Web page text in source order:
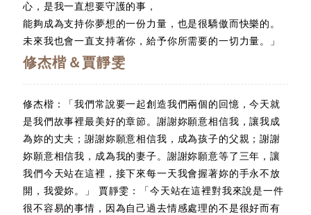
心，是我一直想要守護的事，
能夠成為支持你夢想的一份力量，也是很驕傲而快樂的。
未來我也會一直支持著你，給予你所需要的一切力量。」
修杰楷＆賈靜雯
修杰楷：「我們常說要一起創造我們兩個的回憶，今天就
是我們故事裡最美好的章節。謝謝妳願意相信我，讓我成
為妳的丈夫；謝謝妳願意相信我，成為孩子的父親；謝謝
妳願意相信我，成為我的妻子。謝謝妳願意等了三年，讓
我們今天站在這裡，接下來每一天我會握著妳的手永不放
開，我愛妳。」 賈靜雯：「今天站在這裡對我來說是一件
很不容易的事情，因為自己過去情感處理的不是很好而有